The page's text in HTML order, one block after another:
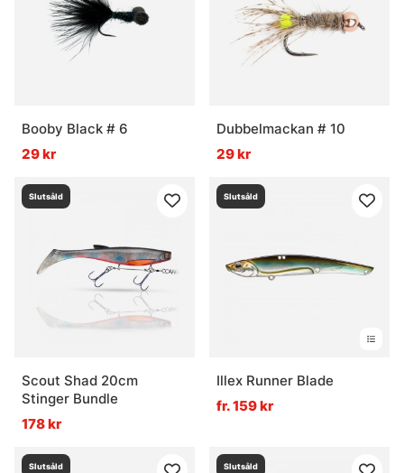
Vad är en wobbler?
Booby Black # 6
29 kr
Dubbelmackan # 10
29 kr
Slutsåld
Scout Shad 20cm
Stinger Bundle
178 kr
Slutsåld
Illex Runner Blade
fr. 159 kr
Slutsåld Slutsåld